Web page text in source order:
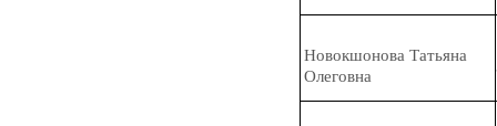
Новокшонова Татьяна
Олеговна